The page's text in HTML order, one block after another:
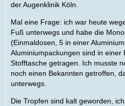
der Augenklinik Köln.
Mal eine Frage: ich war heute
Fuß unterwegs und habe die
(Einmaldosen, 5 in einer
Aluminiumpackungen sind in einer
Stofftasche getragen. Ich musste
noch einen Bekannten getroffen,
unterwegs.
Die Tropfen sind kalt geworden,